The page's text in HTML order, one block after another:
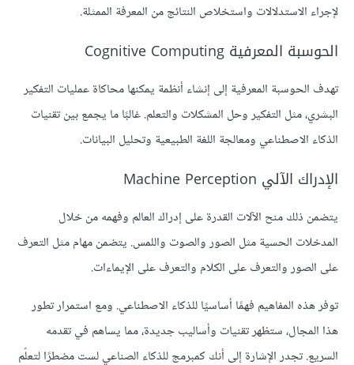
لإجراء الاستدلالات واستخلاص النتائج من المعرفة الممثلة.
الحوسبة المعرفية Cognitive Computing
تهدف الحوسبة المعرفية إلى إنشاء أنظمة يمكنها محاكاة عمليات التفكير
البشري، مثل التفكير وحل المشكلات والتعلم. غالبًا ما يجمع بين تقنيات
الذكاء الاصطناعي ومعالجة اللغة الطبيعية وتحليل البيانات.
الإدراك الآلي Machine Perception
يتضمن ذلك منح الآلات القدرة على إدراك العالم وفهمه من خلال
المدخلات الحسية مثل الصور والصوت واللمس. يتضمن مهام مثل التعرف
على الصور والتعرف على الكلام والتعرف على الإيماءات.
توفر هذه المفاهيم فهمًا أساسيًا للذكاء الاصطناعي. ومع استمرار تطور
هذا المجال، ستظهر تقنيات وأساليب جديدة، مما يساهم في تقدمه
السريع. تجدر الإشارة إلى أنك كمبرمج للذكاء الصناعي لست مضطرًا لتعلّم